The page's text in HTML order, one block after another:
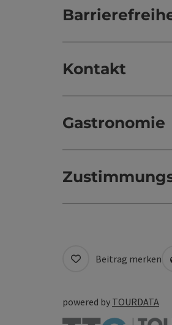
Kontakt
Gastronomie
Beitrag merken
powered by TOURDATA